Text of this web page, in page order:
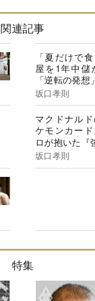
関連記事
「夏だけで
屋を1年中儲
「逆転の発想
坂口孝則
マクドナル
ケモンカー
ロが抱いた『
坂口孝則
特集